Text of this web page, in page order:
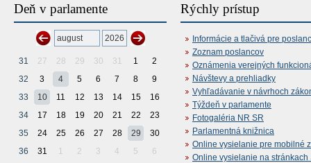
Deň v parlamente
31 27 28 29 30 31 1
2
32
3 4 5 6 7 8
9
33
10 11 12 13 14 15
16
34
17 18 19 20 21 22
23
35
24 25 26 27 28 29
30
36
31 1 2 3 4 5 6
Rýchly prístup
Informácie a tlačivá pre
Zoznam poslancov
Oznámenia verejných
Návštevy a prehliadky
Vyhľadávanie v návrhoch
Týždeň v parlamente
Fotogaléria NR SR
Parlamentná knižnica
Online vysielanie pre mobilné
Online vysielanie na stránkach